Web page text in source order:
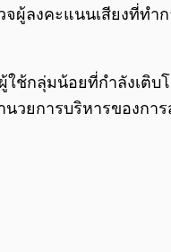
ผู้ลงคะแนนเสียงที่ทำ
ช้กลุ่มน้อยที่กำลังเติ
นวยการบริหารของกา